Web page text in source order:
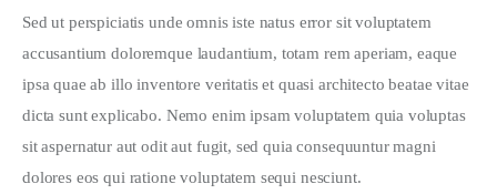
Sed ut perspiciatis unde omnis iste natus error sit voluptatem
accusantium doloremque laudantium, totam rem aperiam, eaque
ipsa quae ab illo inventore veritatis et quasi architecto beatae vitae
dicta sunt explicabo. Nemo enim ipsam voluptatem quia voluptas
sit aspernatur aut odit aut fugit, sed quia consequuntur magni
dolores eos qui ratione voluptatem sequi nesciunt.